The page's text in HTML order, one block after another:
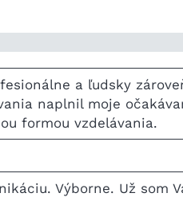
a ľudsky
naplnil moje
formou vzdelávania.
Výborne. Už som